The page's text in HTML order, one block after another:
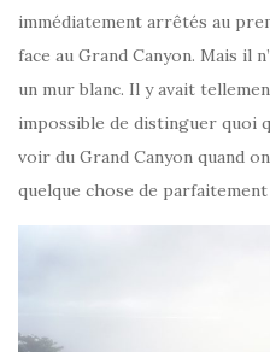
immédiatement arrêtés au
face au Grand Canyon. Mais il
un mur blanc. Il y avait
impossible de distinguer quoi
voir du Grand Canyon quand
quelque chose de